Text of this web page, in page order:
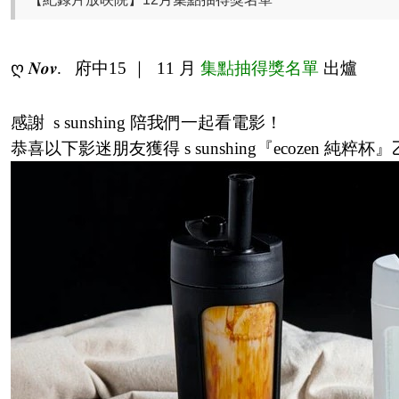
ღ 𝑵𝒐𝒗. 府中15 ｜ 11 月 集點抽得獎名單 出爐
感謝 s sunshing 陪我們一起看電影！
恭喜以下影迷朋友獲得 s sunshing『ecozen 純粹杯』